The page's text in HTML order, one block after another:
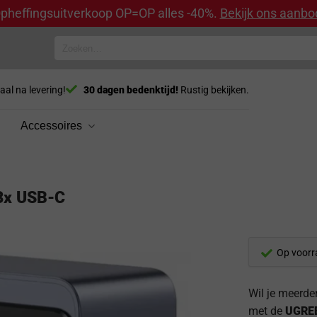
OP=OP alles -40%. Bekijk ons
na levering! 30 dagen bedenktijd! Rustig bekijken.
Accessoires
USB-C
Op
Wil je
met de